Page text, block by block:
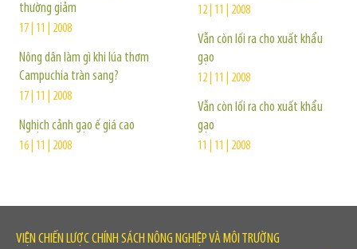
thường giảm
17 | 11 | 2008
Nông dân làm gì khi lúa thơm
Campuchia tràn sang?
17 | 11 | 2008
Nghịch cảnh gạo ế giá cao
16 | 11 | 2008
12 | 11 | 2008
Vẫn còn lối ra cho xuất khẩu
gạo
12 | 11 | 2008
Vẫn còn lối ra cho xuất khẩu
gạo
11 | 11 | 2008
VIỆN CHIẾN LƯỢC CHÍNH SÁCH NÔNG NGHIỆP VÀ MÔI TRƯỜNG